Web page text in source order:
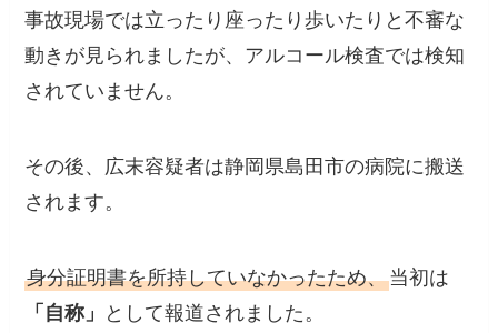
事故現場では立ったり座ったり歩いたりと不審な
動きが見られましたが、アルコール検査では検知
されていません。
その後、広末容疑者は静岡県島田市の病院に搬送
されます。
身分証明書を所持していなかったため、当初は
「自称」
として報道されました。